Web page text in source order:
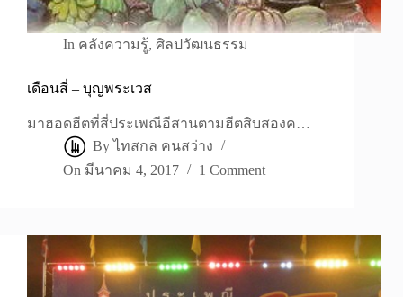
In คลังความรู้,ศิลปวัฒนธรรม
เดือนสี่ – บุญพระเวส
มาฮอดฮีตที่สี่ประเพณีอีสานตามฮีตสิบสองค…
By ไทสกล คนสว่าง
On มีนาคม 4, 2017 1 Comment